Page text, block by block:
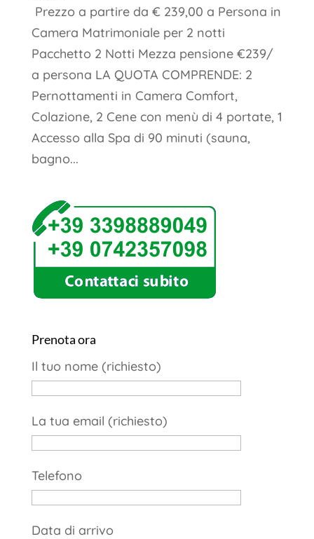
Prezzo a partire da € 239,00 a Persona in
Camera Matrimoniale per 2 notti
Pacchetto 2 Notti Mezza pensione €239/
a persona LA QUOTA COMPRENDE: 2
Pernottamenti in Camera Comfort,
Colazione, 2 Cene con menù di 4 portate, 1
Accesso alla Spa di 90 minuti (sauna,
bagno...
Prenota ora
Il tuo nome (richiesto)
La tua email (richiesto)
Telefono
Data di arrivo